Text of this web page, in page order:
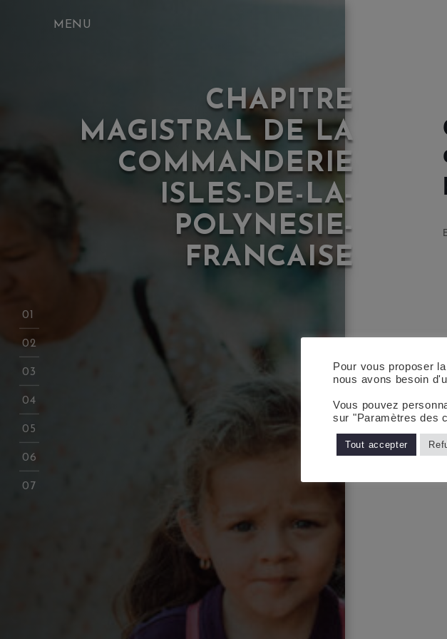
CHAPITRE
MAGISTRAL DE LA
COMMANDERIE
ISLES-DE-LA-
POLYNESIE-
FRANCAISE
Pour vous proposer
nous avons besoin
Vous pouvez
sur "Paramètres des
Tout accepter